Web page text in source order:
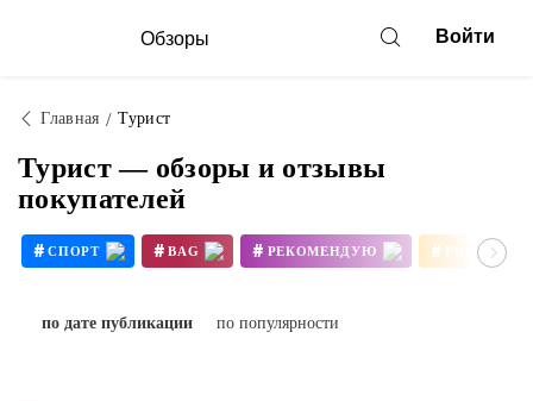
Обзоры Войти
Главная Турист
Турист — обзоры и отзывы
покупателей
# СПОРТ # BAG # РЕКОМЕНДУЮ # РЮКЗАК
по дате публикации по популярности